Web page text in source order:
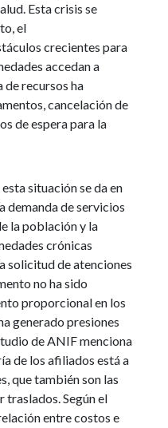
Esta crisis se
el
crecientes para
accedan a
recursos ha
cancelación de
de espera para la
situación se da en
demanda de servicios
la población y la
crónicas
solicitud de atenciones
no ha sido
proporcional en los
generado presiones
de ANIF menciona
de los afiliados está a
que también son las
traslados. Según el
entre costos e